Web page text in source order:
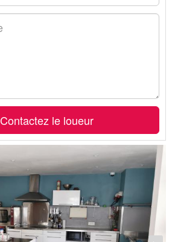
Contactez le loueur